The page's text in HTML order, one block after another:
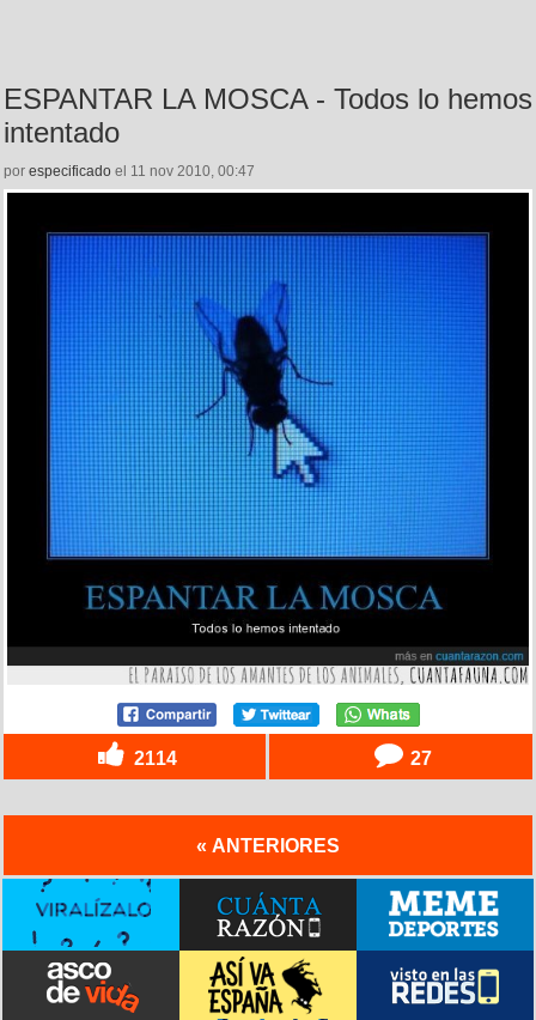
ESPANTAR LA MOSCA - Todos lo hemos
intentado
por especificado el 11 nov 2010, 00:47
2114 27
« ANTERIORES